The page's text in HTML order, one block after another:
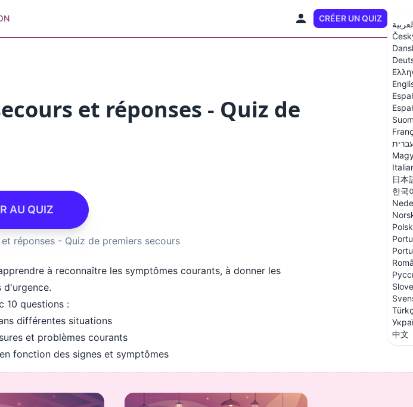
CRÉER UN QUIZ
日本
한국
中文
et réponses - Quiz de
AU QUIZ
réponses - Quiz de premiers secours
à reconnaître les symptômes courants, à donner les
d'urgence.
10 questions :
différentes situations
et problèmes courants
fonction des signes et symptômes